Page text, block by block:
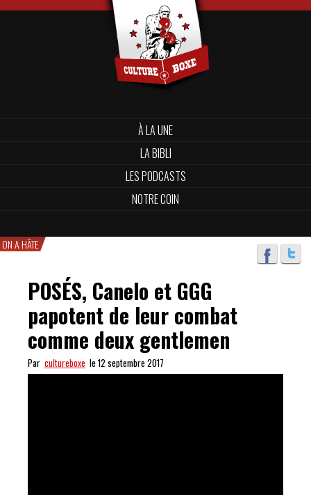
À LA UNE
LA BIBLI
LES PODCASTS
NOTRE COIN
ON A HÂTE
POSÉS, Canelo et GGG
papotent de leur combat
comme deux gentlemen
Par cultureboxe le 12 septembre 2017